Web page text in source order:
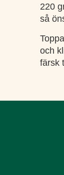
220
så
och
färsk